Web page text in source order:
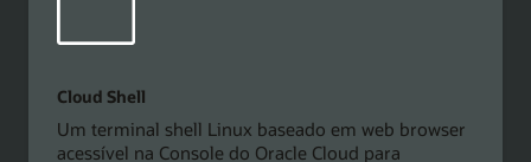
Cloud Shell
Um terminal shell Linux baseado em web browser
acessível na Console do Oracle Cloud para